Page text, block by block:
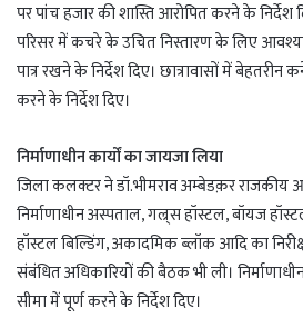
पर पांच हजार की शास्ति आरोपित करने के निर्देश
परिसर में कचरे के उचित निस्तारण के लिए
पात्र रखने के निर्देश दिए। छात्रावासों में बेहतरीन
करने के निर्देश दिए।
निर्माणाधीन कार्यों का जायजा लिया
जिला कलक्टर ने डॉ.भीमराव अम्बेडक़र राजकीय
निर्माणाधीन अस्पताल, गल्र्स हॉस्टल, बॉयज
हॉस्टल बिल्डिंग, अकादमिक ब्लॉक आदि का
संबंधित अधिकारियों की बैठक भी ली।
सीमा में पूर्ण करने के निर्देश दिए।